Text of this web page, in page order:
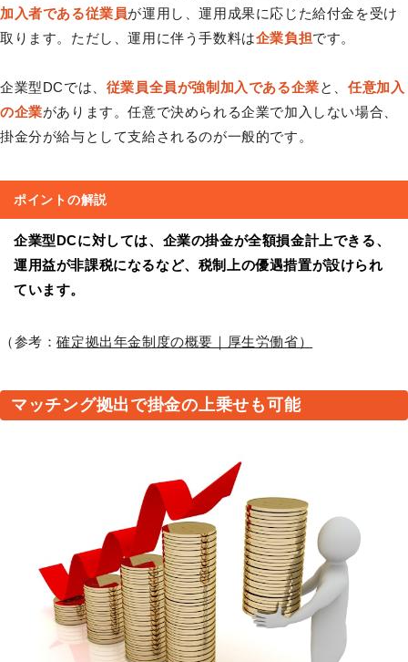
加入者である従業員が運用し、運用成果に応じた給付金を受け
取ります。ただし、運用に伴う手数料は企業負担です。
企業型DCでは、 従業員全員が強制加入である企業と、任意加入
の企業があります。任意で決められる企業で加入しない場合、
掛金分が給与として支給されるのが一般的です。
ポイントの解説
企業型DCに対しては、企業の掛金が全額損金計上できる、
運用益が非課税になるなど、税制上の優遇措置が設けられ
ています。
（参考：確定拠出年金制度の概要｜厚生労働省）
マッチング拠出で掛金の上乗せも可能